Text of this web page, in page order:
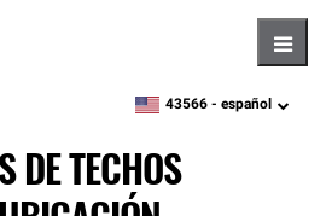
zipcode,language
43566 - español
DE TECHOS